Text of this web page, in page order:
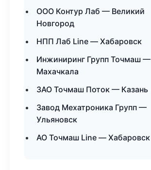
ООО Контур Лаб — Великий
Новгород
НПП Лаб Line — Хабаровск
Инжиниринг Групп Точмаш —
Махачкала
ЗАО Точмаш Поток — Казань
Завод Мехатроника Групп —
Ульяновск
АО Точмаш Line — Хабаровск